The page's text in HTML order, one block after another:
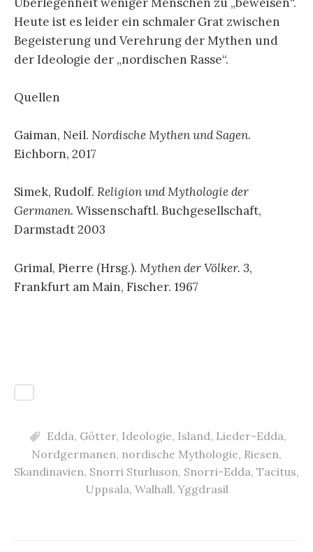
Heute ist es leider ein schmaler Grat zwischen
Begeisterung und Verehrung der Mythen und
der Ideologie der „nordischen Rasse“.
Quellen
Gaiman, Neil. Nordische Mythen und Sagen.
Eichborn, 2017
Simek, Rudolf. Religion und Mythologie der
Germanen. Wissenschaftl. Buchgesellschaft,
Darmstadt 2003
Grimal, Pierre (Hrsg.). Mythen der Völker. 3,
Frankfurt am Main, Fischer. 1967
Edda, Götter, Ideologie, Island, Lieder-Edda,
Nordgermanen, nordische Mythologie, Riesen,
Skandinavien, Snorri Sturluson, Snorri-Edda, Tacitus,
Uppsala, Walhall,Yggdrasil